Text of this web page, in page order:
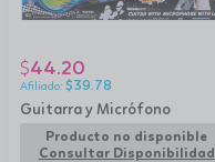
Guitarra y Micrófono
$44.20
$39.78
Producto no disponible
Consultar Disponibilidad